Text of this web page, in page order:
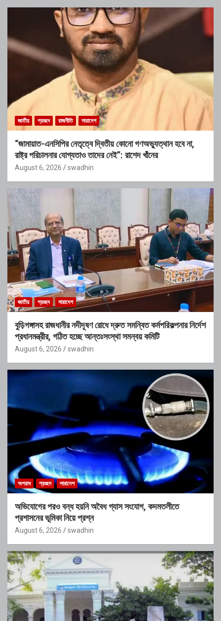
জাতীয় প্রচ্ছদ রাজনীতি সারাদেশ
“জামায়াত-এনসিপির নেতৃত্বে দ্বিতীয় কোনো গণঅভ্যুত্থান হবে না,
রাষ্ট্র পরিচালনার যোগ্যতাও তাদের নেই”: রাশেদ খাঁনের
August 6, 2026 swadhin
জাতীয় প্রচ্ছদ সারাদেশ
বুড়িগঙ্গাসহ রাজধানীর নদীদূষণ রোধে দ্রুত সমন্বিত কর্মপরিকল্পনার নির্দেশ
প্রধানমন্ত্রীর, গঠিত হচ্ছে আন্তঃসংস্থা সমন্বয় কমিটি
August 6, 2026 swadhin
অপরাধ প্রচ্ছদ সারাদেশ
অভিযোগের পরও বন্ধ হয়নি অবৈধ গ্যাস সংযোগ, কদমতলীতে
প্রশাসনের ভূমিকা নিয়ে প্রশ্ন
August 6, 2026 swadhin